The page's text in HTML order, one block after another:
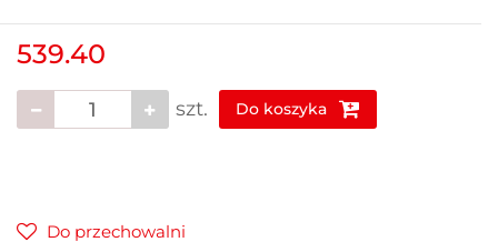
539.40
szt. Do koszyka
Do przechowalni